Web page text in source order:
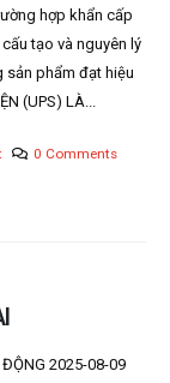
hợp khẩn cấp
tạo và nguyên lý
sản phẩm đạt hiệu
(UPS) LÀ...
0 Comments
ĐỘNG 2025-08-09